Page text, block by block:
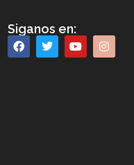
Siganos en: